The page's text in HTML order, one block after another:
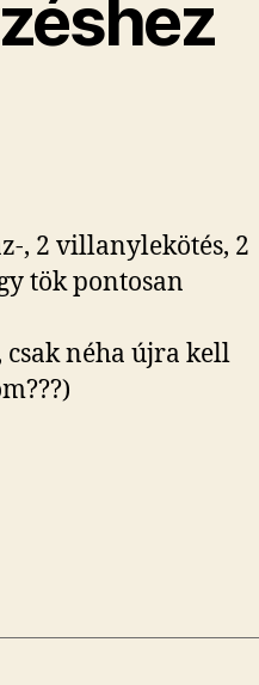
, 2 villanylekötés, 2
tök pontosan
csak néha újra kell